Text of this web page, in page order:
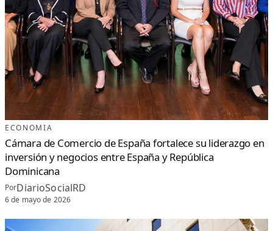
ECONOMIA
Cámara de Comercio de España fortalece su liderazgo en
inversión y negocios entre España y República
Dominicana
PorDiarioSocialRD
6 de mayo de 2026